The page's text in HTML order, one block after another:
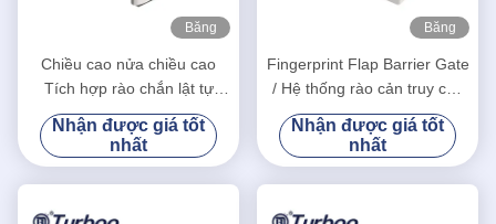
Băng
Chiều cao nửa chiều cao
Tích hợp rào chắn lật tự
động với tính năng nhận
dạng khuôn mặt
Nhận được giá tốt
nhất
Băng
Fingerprint Flap Barrier Gate
/ Hệ thống rào cản truy cập
Chức năng Tự động Thiết
lập lại
Nhận được giá tốt
nhất